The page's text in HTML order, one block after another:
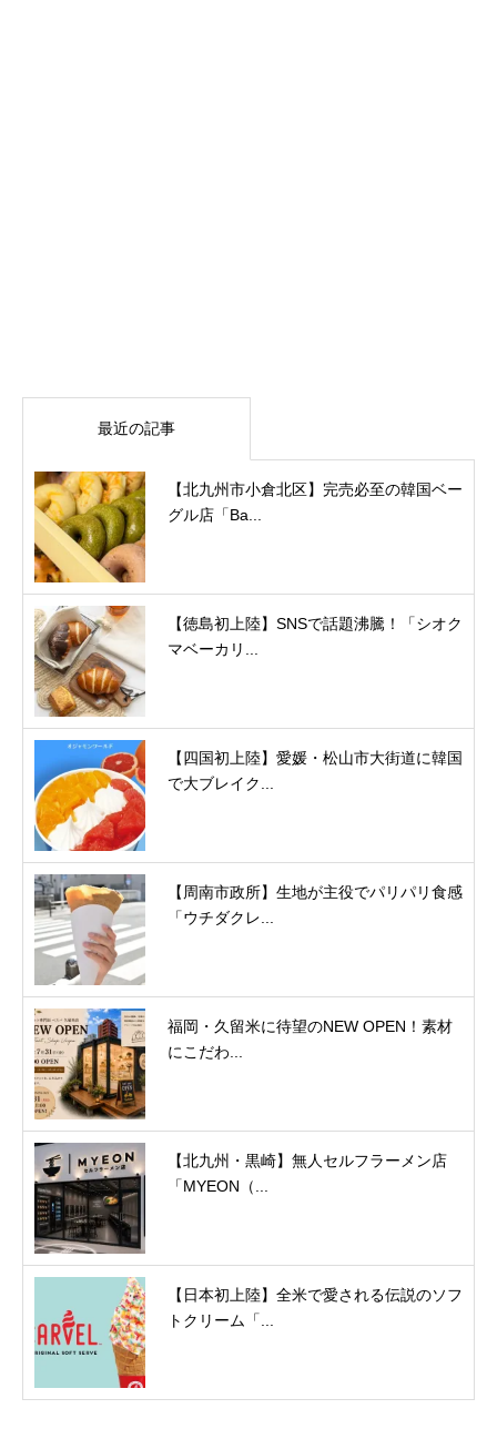
最近の記事
【北九州市小倉北区】完売必至の韓国ベー
グル店「Ba...
【徳島初上陸】SNSで話題沸騰！「シオク
マベーカリ...
【四国初上陸】愛媛・松山市大街道に韓国
で大ブレイク...
【周南市政所】生地が主役でパリパリ食感
「ウチダクレ...
福岡・久留米に待望のNEW OPEN！素材
にこだわ...
【北九州・黒崎】無人セルフラーメン店
「MYEON（...
【日本初上陸】全米で愛される伝説のソフ
トクリーム「...